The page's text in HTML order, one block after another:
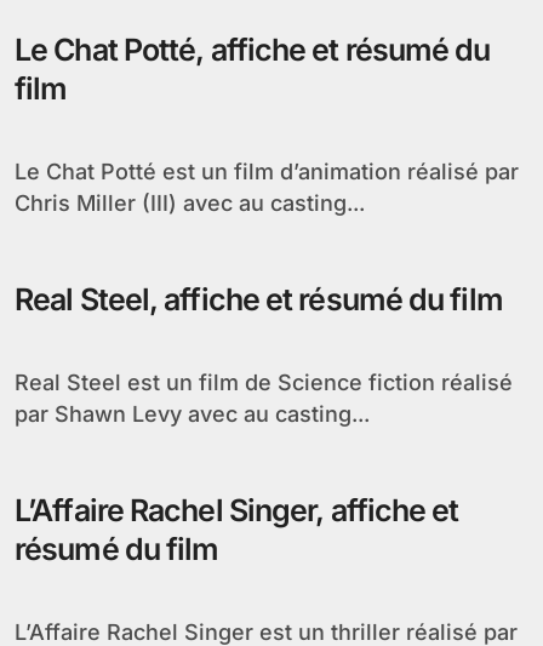
Le Chat Potté, affiche et résumé du
film
Le Chat Potté est un film d’animation réalisé par
Chris Miller (III) avec au casting...
Real Steel, affiche et résumé du film
Real Steel est un film de Science fiction réalisé
par Shawn Levy avec au casting...
L’Affaire Rachel Singer, affiche et
résumé du film
L’Affaire Rachel Singer est un thriller réalisé par